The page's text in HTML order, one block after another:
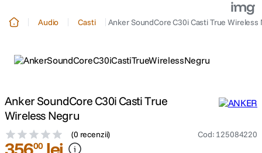
3. trepied telefon
peak design
Audio Casti Anker SoundCore C30i Casti True Wireless
Anker SoundCore C30i Casti True
Wireless Negru
(0 recenzii) Cod: 125084220
00